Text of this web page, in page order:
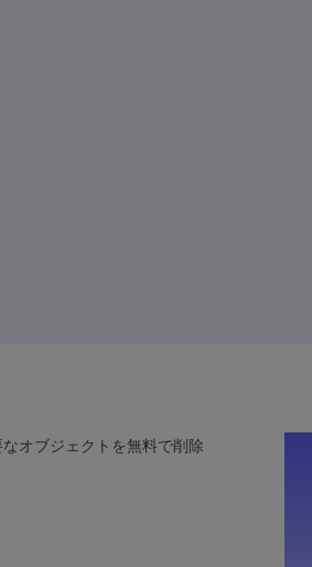
オブジェクトを無料で削除